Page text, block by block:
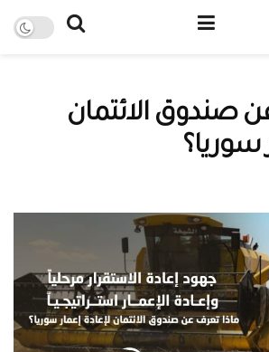
صندوق الائتمان
سوريا؟